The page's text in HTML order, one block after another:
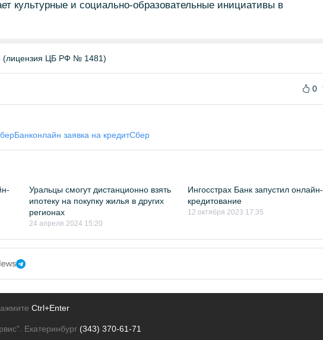
культурные и социально-образовательные инициативы в
(лицензия ЦБ РФ № 1481)
0
онлайн заявка на кредитСбер
Уральцы смогут дистанционно взять
ипотеку на покупку жилья в других
регионах
24 апреля 2024 15:20
Ингосстрах Банк запустил онлайн-
кредитование
12 октября 2023 17:35
Ctrl+Enter
Екатеринбург (343) 370-61-71